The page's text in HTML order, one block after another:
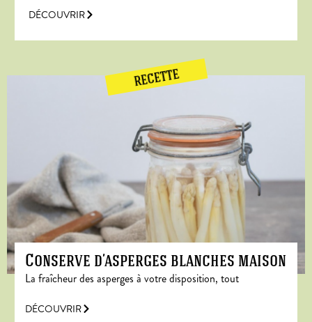
DÉCOUVRIR
RECETTE
Conserve d’asperges blanches maison
La fraîcheur des asperges à votre disposition, tout
DÉCOUVRIR